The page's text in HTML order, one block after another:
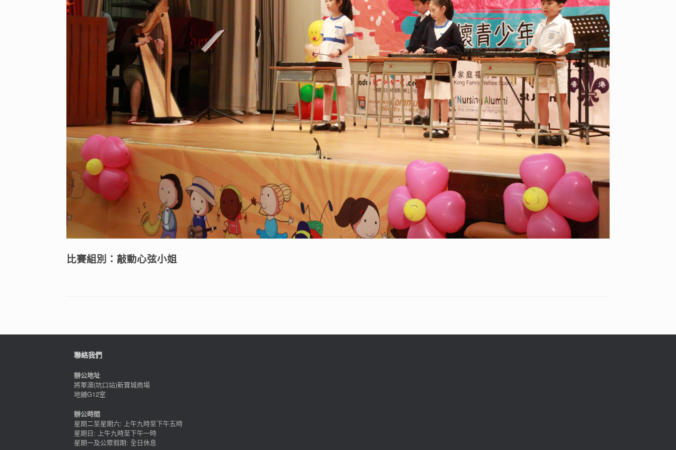
比賽組別：敲動心弦小姐
聯絡我們
辦公地址
將軍澳(坑口站)新寶城商場
地舖G12室
辦公時間
星期二至星期六: 上午九時至下午五時
星期日: 上午九時至下午一時
星期一及公眾假期: 全日休息